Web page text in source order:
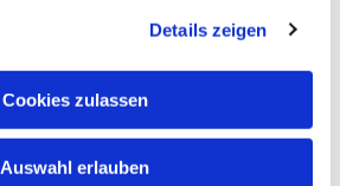
Details zeigen
Cookies zulassen
Auswahl erlauben